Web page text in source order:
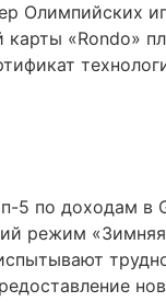
Олимпийских
карты «Rondo»
5 по доходам в
режим «Зимняя